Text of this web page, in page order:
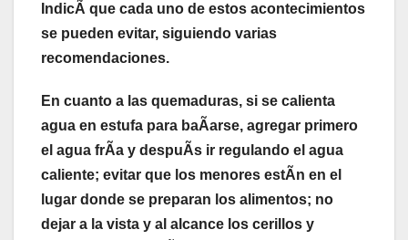
IndicÃ que cada uno de estos acontecimientos
se pueden evitar, siguiendo varias
recomendaciones.
En cuanto a las quemaduras, si se calienta
agua en estufa para baÃarse, agregar primero
el agua frÃa y despuÃs ir regulando el agua
caliente; evitar que los menores estÃn en el
lugar donde se preparan los alimentos; no
dejar a la vista y al alcance los cerillos y